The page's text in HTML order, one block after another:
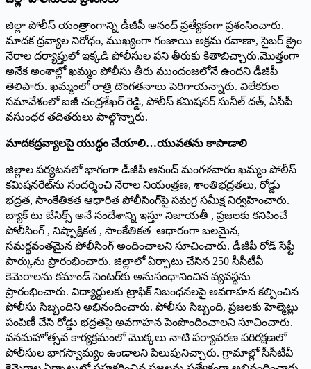
జిల్లా పోలీస్ యంత్రాంగాన్ని డీజీపీ ఆనంద్ ప్రత్యేకంగా ప్రశంసించారు.
మాదక ద్రవ్యాల నిరోధం, ముఖ్యంగా గంజాయి అక్రమ రవాణా, సైబర్ క్రైం
నేరాల దర్యాప్తులో ఇక్కడి పోలీసుల పని తీరుకు కితాబిచ్చారు.మొత్తంగా
అనేక అంశాల్లో ఖమ్మం పోలీసు తీరు ముందంజలోనే ఉందని డీజీపీ
తెలిపారు. ఖమ్మంలో రాత్రి దొంగతనాలు పెరిగాయన్నారు. విలేకరుల
సమావేశంలో ఐజీ చంద్రశేఖర్ రెడ్డి, పోలీస్ కమిషనర్ సునీల్ దత్, ఏసీపీ
వసుంధర తదితరులు పాల్గొన్నారు.
మాద‌క‌ద్ర‌వ్యాల‌పై యుద్ధం చేయాలి…యువ‌త‌ను కాపాడాలి
జిల్లాల పర్యటనలో భాగంగా డీజీపీ ఆనంద్ మంగళవారం ఖమ్మం పోలీస్
కమిషనరేట్‌ను సందర్శించి నేరాల నియంత్రణ, శాంతిభద్రతలు, రోడ్డు
భద్రత, సాంకేతికత ఆధారిత పోలీసింగ్‌పై సమగ్ర సమీక్ష నిర్వహించారు.
బ్యాక్ టు బేసిక్స్ అనే సందేశాన్ని ఇస్తూ నిజాయతీ , ప్రజలకు కనిపించే
పోలీసింగ్ , నిష్పాక్షికత , సాంకేతికత ఆధారంగా బలమైన,
సమర్థవంతమైన పోలీసింగ్ అందించాలని సూచించారు. డీజీపీ రోడ్ సేఫ్టీ
పార్కును ప్రారంభించారు. జిల్లాలో ఏర్పాటు చేసిన 250 సీసీటీవీ
కెమెరాలను కమాండ్ సెంటర్‌కు అనుసంధానించిన వ్యవస్థను
ప్రారంభించారు. విద్యార్థులకు ట్రాఫిక్ నిబంధనలపై అవగాహన కల్పించిన
పోలీసు సిబ్బందిని అభినందించారు. పోలీసు సిబ్బంది, ప్రజలకు హెల్మెట్లు
పంపిణీ చేసి రోడ్డు భద్రతపై అవగాహన పెంపొందించాలని సూచించారు.
వనమహోత్సవ కార్యక్రమంలో మొక్కలు నాటి పర్యావరణ పరిరక్షణలో
పోలీసుల భాగస్వామ్యం ఉండాలని పిలుపునిచ్చారు. గ్రామాల్లో సీసీటీవీ